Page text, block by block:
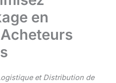
en
et Distribution de